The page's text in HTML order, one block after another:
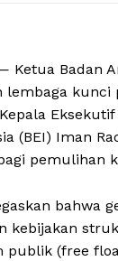
Ketua Badan
kunci
(BEI) Iman
pemulihan
bahwa
kebijakan
publik (free